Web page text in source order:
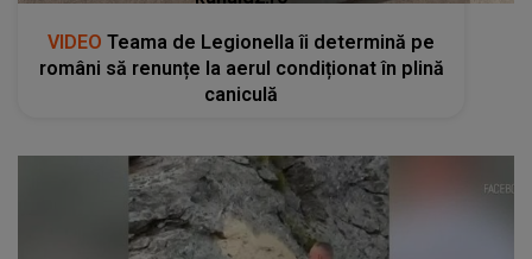
VIDEO Teama de Legionella îi determină pe
români să renunțe la aerul condiționat în plină
caniculă